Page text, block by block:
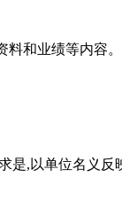
和业绩等内容。
是,以单位名义